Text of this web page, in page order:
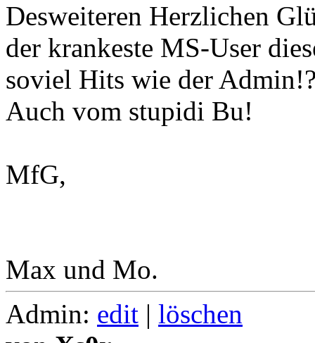
Desweiteren Herzlichen
der krankeste MS-User
soviel Hits wie der
Auch vom stupidi Bu!
MfG,
Max und Mo.
Admin: edit | löschen